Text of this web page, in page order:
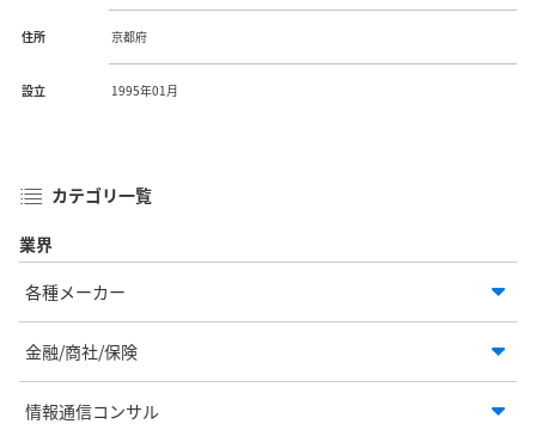
住所 京都府
設立 1995年01月
カテゴリ一覧
業界
各種メーカー
金融/商社/保険
情報通信コンサル